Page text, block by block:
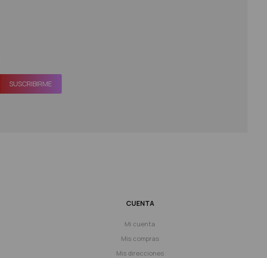
CUENTA
Mi cuenta
Mis compras
Mis direcciones
SUSCRIBIRME